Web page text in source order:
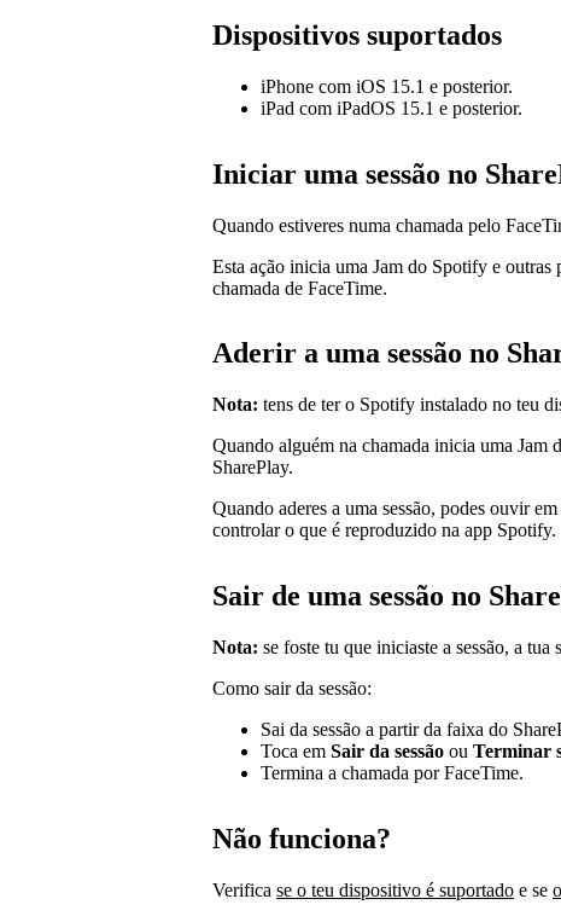
Dispositivos suportados
iPhone com iOS 15.1 e posterior.
iPad com iPadOS 15.1 e posterior.
Iniciar uma sessão no
Quando estiveres numa chamada pelo
Esta ação inicia uma Jam do Spotify e outras
chamada de FaceTime.
Aderir a uma sessão no
Nota: tens de ter o Spotify instalado no teu
Quando alguém na chamada inicia uma Jam
SharePlay.
Quando aderes a uma sessão, podes ouvir
controlar o que é reproduzido na app Spotify.
Sair de uma sessão no
Nota: se foste tu que iniciaste a sessão, a tua
Como sair da sessão:
Sai da sessão a partir da faixa do
Toca em Sair da sessão ou Terminar
Termina a chamada por FaceTime.
Não funciona?
Verifica se o teu dispositivo é suportado e se